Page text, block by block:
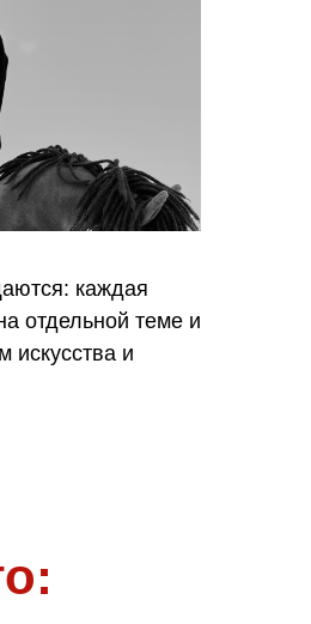
каждая
отдельной теме и
искусства и